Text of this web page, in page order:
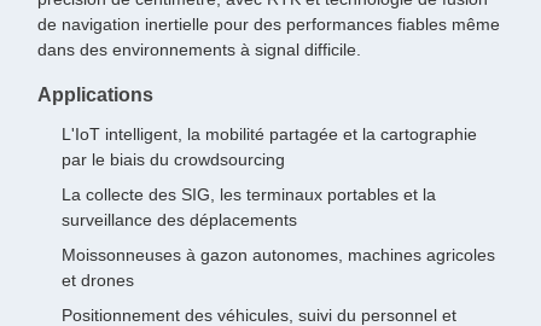
de navigation inertielle pour des performances fiables même
dans des environnements à signal difficile.
Applications
L'IoT intelligent, la mobilité partagée et la cartographie
par le biais du crowdsourcing
La collecte des SIG, les terminaux portables et la
surveillance des déplacements
Moissonneuses à gazon autonomes, machines agricoles
et drones
Positionnement des véhicules, suivi du personnel et